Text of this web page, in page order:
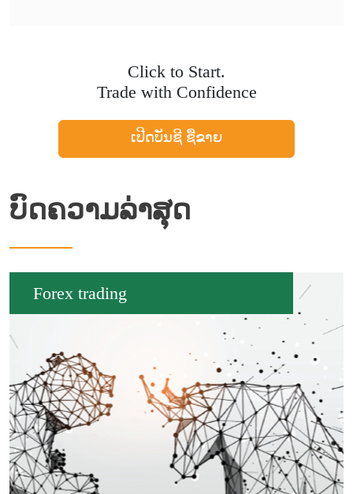
Click to Start.
Trade with Confidence
ເປີດບັນຊີ ຊື້ຂາຍ
ບົດຄວາມລ່າສຸດ
Forex trading